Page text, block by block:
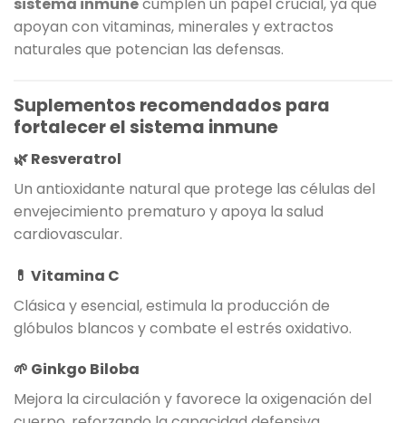
sistema inmunecumplen un papel crucial, ya que
apoyan con vitaminas, minerales y extractos
naturales que potencian las defensas.
Suplementos recomendados para
fortalecer el sistema inmune
🌿 Resveratrol
Un antioxidante natural que protege las células del
envejecimiento prematuro y apoya la salud
cardiovascular.
💊 Vitamina C
Clásica y esencial, estimula la producción de
glóbulos blancos y combate el estrés oxidativo.
🌱 Ginkgo Biloba
Mejora la circulación y favorece la oxigenación del